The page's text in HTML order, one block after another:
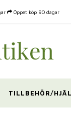
Öppet köp 90 dagar
TILLBEHÖR/